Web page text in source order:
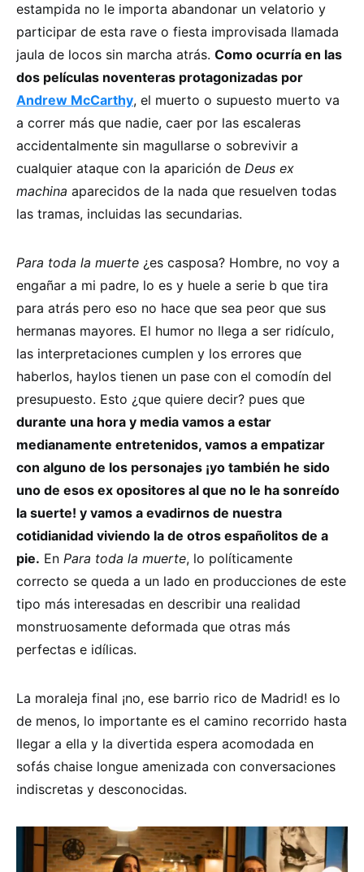
estampida no le importa abandonar un velatorio y
participar de esta rave o fiesta improvisada llamada
jaula de locos sin marcha atrás. Como ocurría en las
dos películas noventeras protagonizadas por
Andrew McCarthy, el muerto o supuesto muerto va
a correr más que nadie, caer por las escaleras
accidentalmente sin magullarse o sobrevivir a
cualquier ataque con la aparición de Deus ex
machina aparecidos de la nada que resuelven todas
las tramas, incluidas las secundarias.
Para toda la muerte ¿es casposa? Hombre, no voy a
engañar a mi padre, lo es y huele a serie b que tira
para atrás pero eso no hace que sea peor que sus
hermanas mayores. El humor no llega a ser ridículo,
las interpretaciones cumplen y los errores que
haberlos, haylos tienen un pase con el comodín del
presupuesto. Esto ¿que quiere decir? pues que
durante una hora y media vamos a estar
medianamente entretenidos, vamos a empatizar
con alguno de los personajes ¡yo también he sido
uno de esos ex opositores al que no le ha sonreído
la suerte! y vamos a evadirnos de nuestra
cotidianidad viviendo la de otros españolitos de a
pie. En Para toda la muerte, lo políticamente
correcto se queda a un lado en producciones de este
tipo más interesadas en describir una realidad
monstruosamente deformada que otras más
perfectas e idílicas.
La moraleja final ¡no, ese barrio rico de Madrid! es lo
de menos, lo importante es el camino recorrido hasta
llegar a ella y la divertida espera acomodada en
sofás chaise longue amenizada con conversaciones
indiscretas y desconocidas.